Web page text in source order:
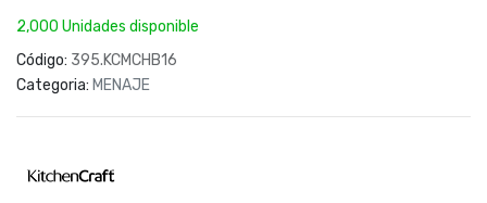
2,000 Unidades disponible
Código: 395.KCMCHB16
Categoria: MENAJE